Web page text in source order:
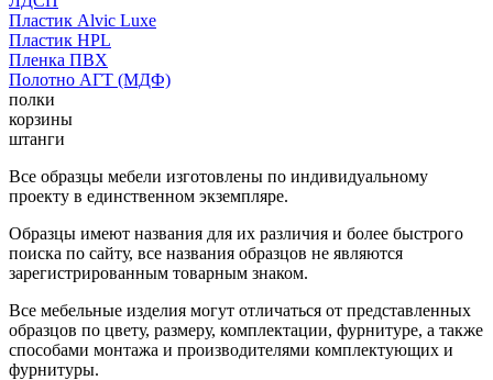
Пластик Alvic Luxe
Пластик HPL
Пленка ПВХ
Полотно АГТ (МДФ)
полки
корзины
штанги
Все образцы мебели изготовлены по индивидуальному
проекту в единственном экземпляре.
Образцы имеют названия для их различия и более быстрого
поиска по сайту, все названия образцов не являются
зарегистрированным товарным знаком.
Все мебельные изделия могут отличаться от представленных
образцов по цвету, размеру, комплектации, фурнитуре, а также
способами монтажа и производителями комплектующих и
фурнитуры.